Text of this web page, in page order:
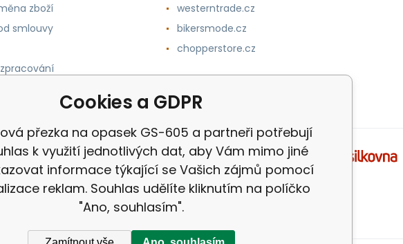
zboží
smlouvy
westerntrade.cz
bikersmode.cz
chopperstore.cz
Cookies a GDPR
přezka na opasek GS-605 a partneři potřebují
k využití jednotlivých dat, aby Vám mimo jiné
informace týkající se Vašich zájmů pomocí
reklam. Souhlas udělíte kliknutím na políčko
"Ano, souhlasím".